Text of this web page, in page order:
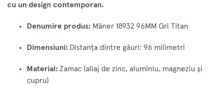
cu un design contemporan.
Denumire produs: Mâner 18932 96MM Gri Titan
Dimensiuni: Distanța dintre găuri: 96 milimetri
Material: Zamac (aliaj de zinc, aluminiu, magneziu și
cupru)